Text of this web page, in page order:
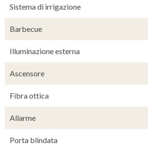
Sistema di irrigazione
Barbecue
Illuminazione esterna
Ascensore
Fibra ottica
Allarme
Porta blindata